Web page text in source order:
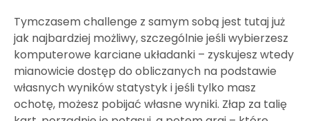
Tymczasem challenge z samym sobą jest tutaj już
jak najbardziej możliwy, szczególnie jeśli wybierzesz
komputerowe karciane układanki – zyskujesz wtedy
mianowicie dostęp do obliczanych na podstawie
własnych wyników statystyk i jeśli tylko masz
ochotę, możesz pobijać własne wyniki. Złap za talię